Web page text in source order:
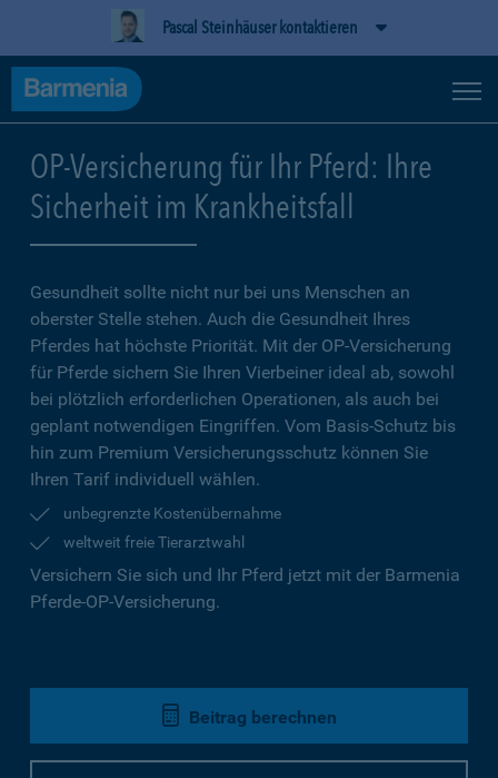
Pascal Steinhäuser kontaktieren
OP-Versicherung für Ihr Pferd: Ihre
Sicherheit im Krankheitsfall
Gesundheit sollte nicht nur bei uns Menschen an
oberster Stelle stehen. Auch die Gesundheit Ihres
Pferdes hat höchste Priorität. Mit der OP-Versicherung
für Pferde sichern Sie Ihren Vierbeiner ideal ab, sowohl
bei plötzlich erforderlichen Operationen, als auch bei
geplant notwendigen Eingriffen. Vom Basis-Schutz bis
hin zum Premium Versicherungsschutz können Sie
Ihren Tarif individuell wählen.
unbegrenzte Kostenübernahme
weltweit freie Tierarztwahl
Versichern Sie sich und Ihr Pferd jetzt mit der Barmenia
Pferde-OP-Versicherung.
Beitrag berechnen